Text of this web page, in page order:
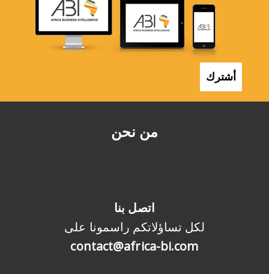
من نحن
اتصل بنا
لكل تساؤلاتكم راسمونا على
contact@africa-bi.com
أشترك